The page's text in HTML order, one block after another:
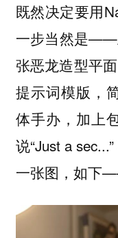
既然决定要用
一步当然是——
张恶龙造型平
提示词模版，
体手办，加上
说“Just a
一张图，如下